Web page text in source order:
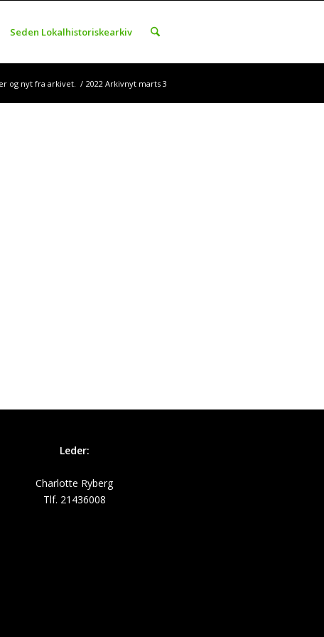
Seden Lokalhistoriskearkiv
og nyt fra arkivet. / 2022 Arkivnyt marts 3
Leder:
Charlotte Ryberg
Tlf. 21436008